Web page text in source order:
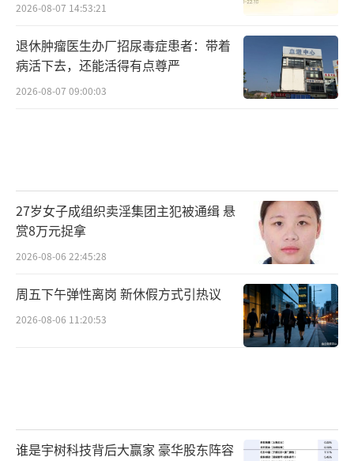
2026-08-07 14:53:21
退休肿瘤医生办厂招尿毒症患者：带着
病活下去，还能活得有点尊严
2026-08-07 09:00:03
27岁女子成组织卖淫集团主犯被通缉 悬
赏8万元捉拿
2026-08-06 22:45:28
周五下午弹性离岗 新休假方式引热议
2026-08-06 11:20:53
谁是宇树科技背后大赢家 豪华股东阵容